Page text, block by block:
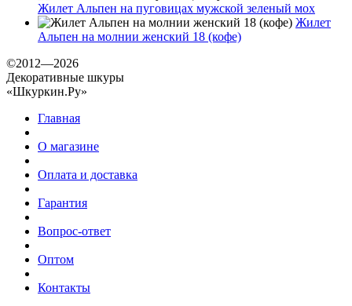
Жилет Альпен на пуговицах мужской зеленый мох
Жилет
Альпен на молнии женский 18 (кофе)
©2012—2026
Декоративные шкуры
«Шкуркин.Ру»
Главная
О магазине
Оплата и доставка
Гарантия
Вопрос-ответ
Оптом
Контакты